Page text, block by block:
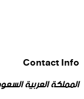
Contact Info